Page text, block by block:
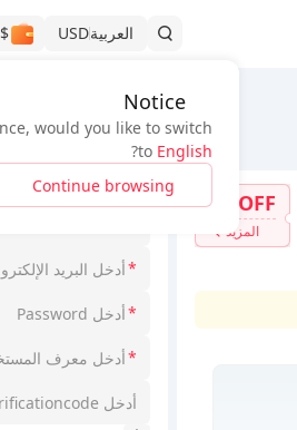
العربيةUSD
معلومات الطلب
*اختر Serverid
*
*
*
7%OFF
المزيد
Notice
would you like to switch
to English
?
Continue browsing